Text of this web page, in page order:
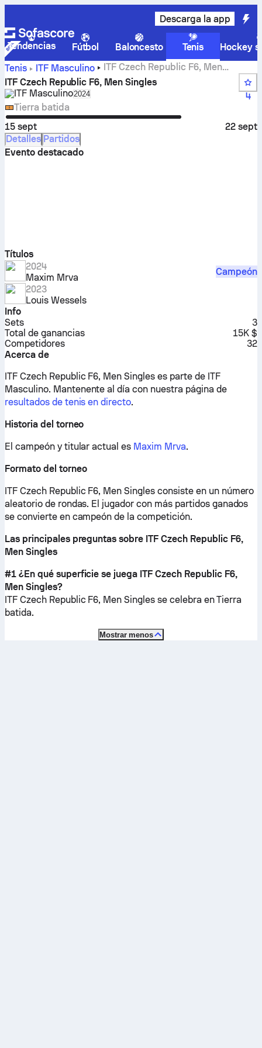
Descarga la app
Tendencias Fútbol Baloncesto Tenis
Hockey
Tenis
ITF Masculino
ITF Czech Republic F6, Men
Singles, marcador en directo, resultados y encuentros
ITF Czech Republic F6, Men Singles
ITF MasculinoSelect season in unique tournament header
2024
4
Tierra batida
15 sept
22 sept
Detalles Partidos
Evento destacado
Títulos
2024
Maxim Mrva
Campeón
2023
Louis Wessels
Info
Sets
3
Total de ganancias
15K $
Competidores
32
Acerca de
ITF Czech Republic F6, Men Singles es parte de ITF
Masculino. Mantenente al día con nuestra página de
resultados de tenis en directo.
Historia del torneo
El campeón y titular actual es Maxim Mrva.
Formato del torneo
ITF Czech Republic F6, Men Singles consiste en un número
aleatorio de rondas. El jugador con más partidos ganados
se convierte en campeón de la competición.
Las principales preguntas sobre ITF Czech Republic F6,
Men Singles
#1 ¿En qué superficie se juega ITF Czech Republic F6,
Men Singles?
ITF Czech Republic F6, Men Singles se celebra enTierra
batida.
Mostrar menos